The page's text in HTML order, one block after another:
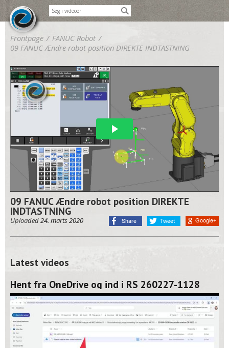
Frontpage / FANUC Robot /
09 FANUC Ændre robot position DIREKTE INDTASTNING
09 FANUC Ændre robot position DIREKTE
INDTASTNING
Uploaded24. marts 2020
Latest videos
Hent fra OneDrive og ind i RS 260227-1128